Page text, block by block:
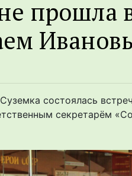
прошла
состоялась
секретарём